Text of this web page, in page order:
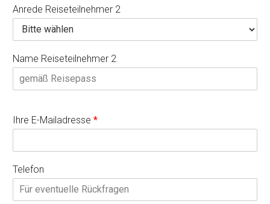
Anrede Reiseteilnehmer 2
Name Reiseteilnehmer 2
Ihre E-Mailadresse *
Telefon